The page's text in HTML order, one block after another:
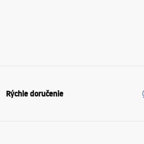
Rýchle doručenie